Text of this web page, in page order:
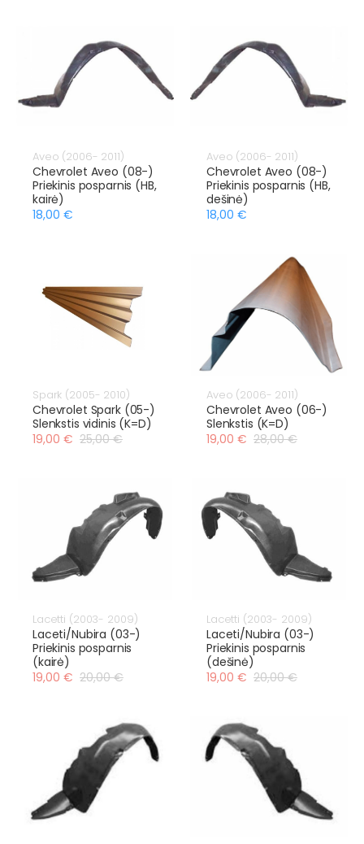
Aveo (2006- 2011)
Chevrolet Aveo (08-)
Priekinis posparnis (HB,
kairė)
18,00 €
Aveo (2006- 2011)
Chevrolet Aveo (08-)
Priekinis posparnis (HB,
dešinė)
18,00 €
Spark (2005- 2010)
Chevrolet Spark (05-)
Slenkstis vidinis (K=D)
19,00 € 25,00 €
Aveo (2006- 2011)
Chevrolet Aveo (06-)
Slenkstis (K=D)
19,00 € 28,00 €
Lacetti (2003- 2009)
Laceti/Nubira (03-)
Priekinis posparnis
(kairė)
19,00 € 20,00 €
Lacetti (2003- 2009)
Laceti/Nubira (03-)
Priekinis posparnis
(dešinė)
19,00 € 20,00 €